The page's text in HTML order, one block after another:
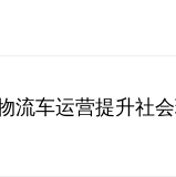
流车运营提升社